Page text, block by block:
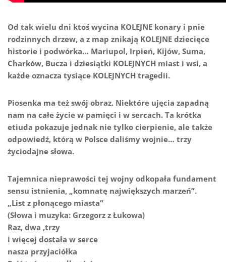
Od tak wielu dni ktoś wycina KOLEJNE konary i pnie
rodzinnych drzew, a z map znikają KOLEJNE dziecięce
historie i podwórka… Mariupol, Irpień, Kijów, Suma,
Charków, Bucza i dziesiątki KOLEJNYCH miast i wsi, a
każde oznacza tysiące KOLEJNYCH tragedii.
Piosenka ma też swój obraz. Niektóre ujęcia zapadną
nam na całe życie w pamięci i w sercach. Ta krótka
etiuda pokazuje jednak nie tylko cierpienie, ale także
odpowiedź, którą w Polsce daliśmy wojnie… trzy
życiodajne słowa.
Tajemnica nieprawości tej wojny odkopała fundament
sensu istnienia, „komnatę największych marzeń”.
„List z płonącego miasta”
(Słowa i muzyka: Grzegorz z Łukowa)
Raz, dwa ,trzy
i więcej dostała w serce
nasza przyjaciółka